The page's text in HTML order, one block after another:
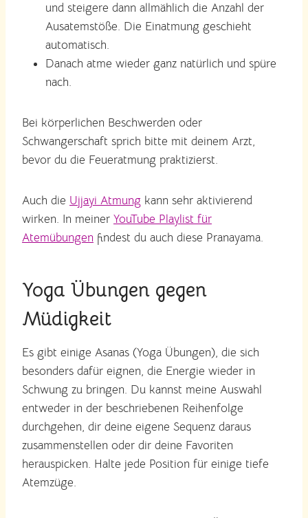
und steigere dann allmählich die Anzahl der
Ausatemstöße. Die Einatmung geschieht
automatisch.
Danach atme wieder ganz natürlich und spüre
nach.
Bei körperlichen Beschwerden oder
Schwangerschaft sprich bitte mit deinem Arzt,
bevor du die Feueratmung praktizierst.
Auch die Ujjayi Atmung kann sehr aktivierend
wirken. In meiner YouTube Playlist für
Atemübungen findest du auch diese Pranayama.
Yoga Übungen gegen
Müdigkeit
Es gibt einige Asanas (Yoga Übungen), die sich
besonders dafür eignen, die Energie wieder in
Schwung zu bringen. Du kannst meine Auswahl
entweder in der beschriebenen Reihenfolge
durchgehen, dir deine eigene Sequenz daraus
zusammenstellen oder dir deine Favoriten
herauspicken. Halte jede Position für einige tiefe
Atemzüge.